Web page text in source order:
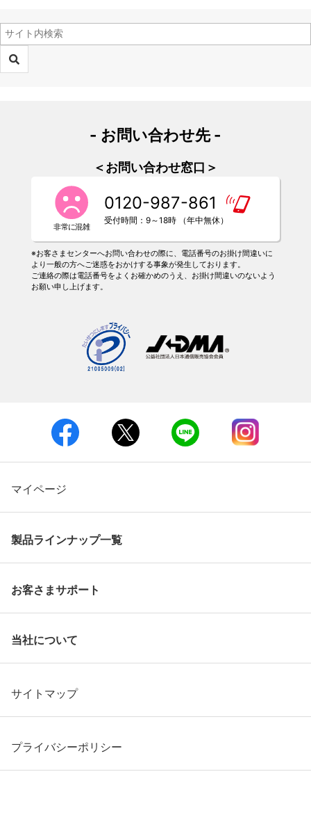
- お問い合わせ先 -
＜お問い合わせ窓口＞
0120-987-861
受付時間：9～18時 （年中無休）
※お客さまセンターへお問い合わせの際に、電話番号のお掛け間違いに
より一般の方へご迷惑をおかけする事象が発生しております。
ご連絡の際は電話番号をよくお確かめのうえ、お掛け間違いのないよう
お願い申し上げます。
マイページ
製品ラインナップ一覧
お客さまサポート
当社について
サイトマップ
プライバシーポリシー